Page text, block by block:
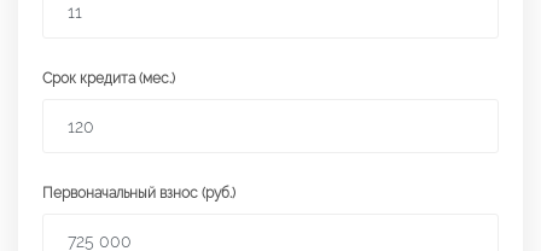
Срок кредита (мес.)
Первоначальный взнос (руб.)